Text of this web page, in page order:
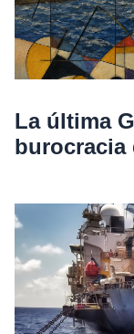
La última
burocracia